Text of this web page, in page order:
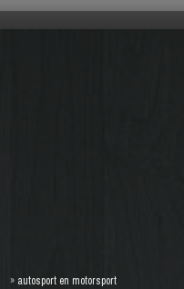
» autosport en motorsport